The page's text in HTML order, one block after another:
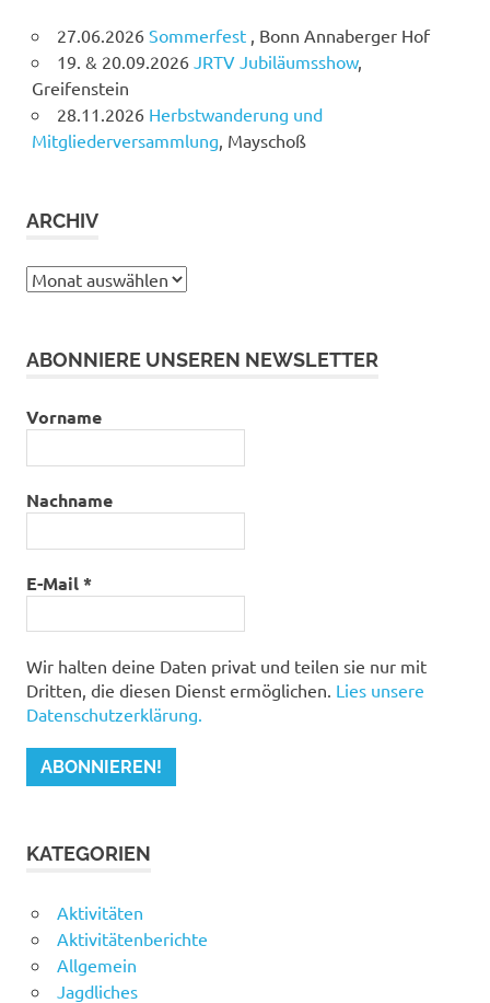
27.06.2026 Sommerfest , Bonn Annaberger Hof
19. & 20.09.2026 JRTV Jubiläumsshow,
Greifenstein
28.11.2026 Herbstwanderung und
Mitgliederversammlung, Mayschoß
ARCHIV
Archiv
ABONNIERE UNSEREN NEWSLETTER
Vorname
Nachname
E-Mail*
Wir halten deine Daten privat und teilen sie nur mit
Dritten, die diesen Dienst ermöglichen. Lies unsere
Datenschutzerklärung.
KATEGORIEN
Aktivitäten
Aktivitätenberichte
Allgemein
Jagdliches